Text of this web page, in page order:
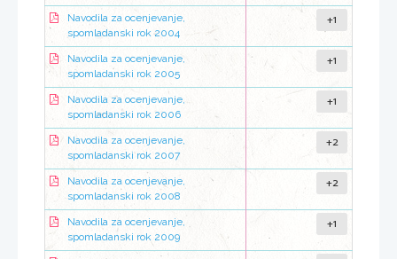
Navodila za ocenjevanje,
spomladanski rok 2004
+1
Navodila za ocenjevanje,
spomladanski rok 2005
+1
Navodila za ocenjevanje,
spomladanski rok 2006
+1
Navodila za ocenjevanje,
spomladanski rok 2007
+2
Navodila za ocenjevanje,
spomladanski rok 2008
+2
Navodila za ocenjevanje,
spomladanski rok 2009
+1